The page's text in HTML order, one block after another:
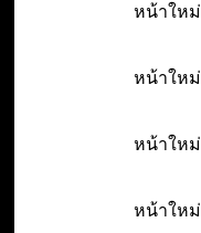
หน้าใหม่
หน้าใหม่
หน้าใหม่
หน้าใหม่